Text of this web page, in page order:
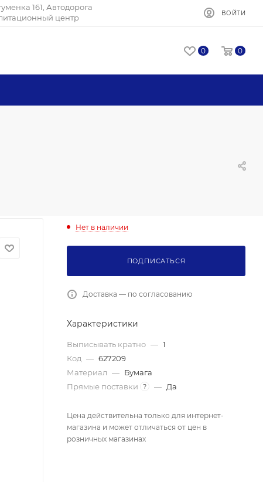
161, Автодорога
центр
ВОЙТИ
0 0
Нет в наличии
ПОДПИСАТЬСЯ
Доставка — по согласованию
Характеристики
Выписывать кратно — 1
Код — 627209
Материал — Бумага
Прямые поставки
? — Да
Цена действительна только для интернет-
магазина и может отличаться от цен в
розничных магазинах